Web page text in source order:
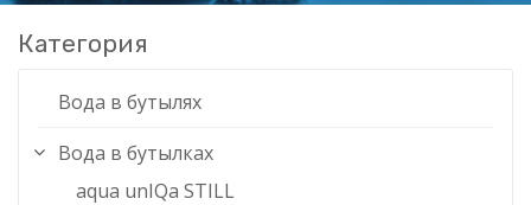
Категория
Вода в бутылях
Вода в бутылках
aqua unIQa STILL